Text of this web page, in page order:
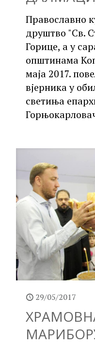
Православно
друштво "Св.
Горице, а у
општинама
маја 2017.
вјерника у
светиња
29/05/2017